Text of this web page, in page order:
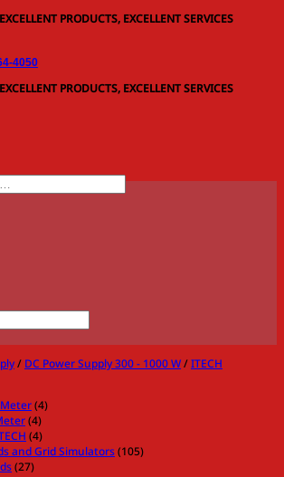
PRODUCTS, EXCELLENT SERVICES
4050
PRODUCTS, EXCELLENT SERVICES
/ DC Power Supply 300 - 1000 W/ITECH
(4)
(4)
(4)
and Grid Simulators(105)
(27)